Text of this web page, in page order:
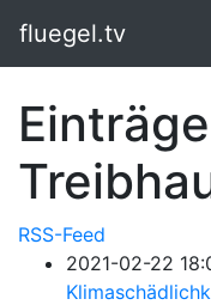
fluegel.tv
RSS-Feed
2021-02-22